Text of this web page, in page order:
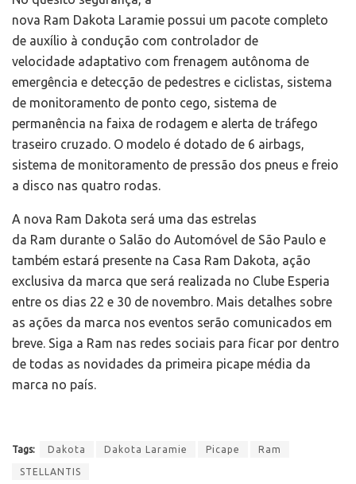
nova Ram Dakota Laramie possui um pacote completo
de auxílio à condução com controlador de
velocidade adaptativo com frenagem autônoma de
emergência e detecção de pedestres e ciclistas, sistema
de monitoramento de ponto cego, sistema de
permanência na faixa de rodagem e alerta de tráfego
traseiro cruzado. O modelo é dotado de 6 airbags,
sistema de monitoramento de pressão dos pneus e freio
a disco nas quatro rodas.
A nova Ram Dakota será uma das estrelas
da Ram durante o Salão do Automóvel de São Paulo e
também estará presente na Casa Ram Dakota, ação
exclusiva da marca que será realizada no Clube Esperia
entre os dias 22 e 30 de novembro. Mais detalhes sobre
as ações da marca nos eventos serão comunicados em
breve. Siga a Ram nas redes sociais para ficar por dentro
de todas as novidades da primeira picape média da
marca no país.
Tags: Dakota Dakota Laramie Picape Ram
STELLANTIS